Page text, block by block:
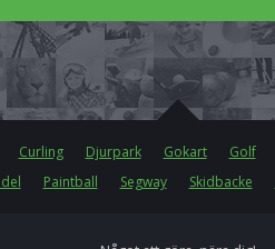
Curling Djurpark Gokart Golf
Paintball Segway Skidbacke